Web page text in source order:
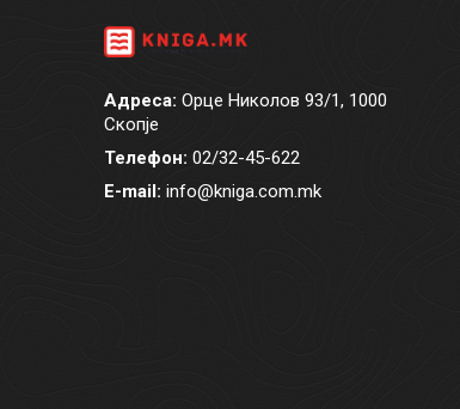
Адреса: Орце Николов 93/1, 1000
Скопје
Телефон: 02/32-45-622
E-mail: info@kniga.com.mk